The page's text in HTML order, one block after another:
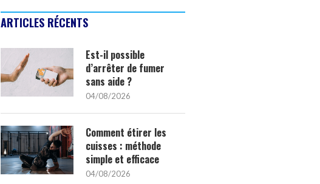
ARTICLES RÉCENTS
Est-il possible
d’arrêter de fumer
sans aide ?
04/08/2026
Comment étirer les
cuisses : méthode
simple et efficace
04/08/2026